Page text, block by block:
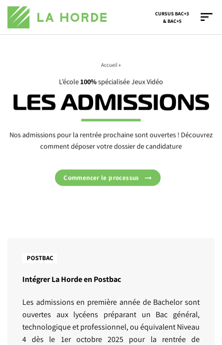
Passer
contenu
CURSUS BAC+3
& BAC+5
Accueil »
L’école100%spécialisée Jeux Vidéo
LES ADMISSIONS
Nos admissions pour la rentrée prochaine sont ouvertes ! Découvrez
comment déposer votre dossier de candidature
Commencer le processus
POSTBAC
Intégrer La Horde en Postbac
Les admissions en première année de Bachelor sont
ouvertes aux lycéens préparant un Bac général,
technologique et professionnel, ou équivalent Niveau
4 dès le 1er octobre 2025 pour la rentrée de